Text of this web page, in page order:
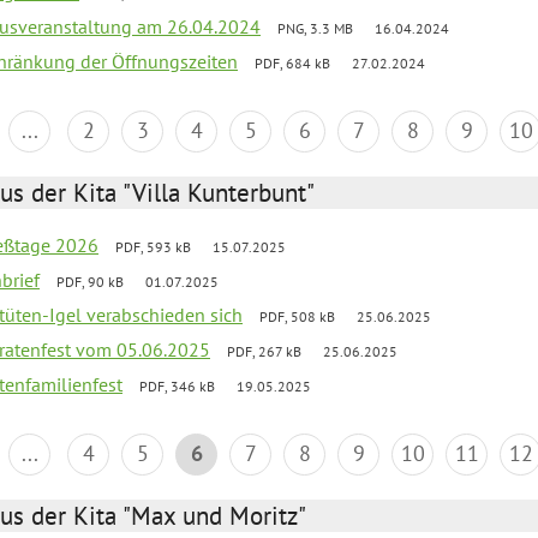
am 26.04.2024 PNG, 3.3 MB 16.04.2024
der Öffnungszeiten PDF, 684 kB 27.02.2024
... 2 3 4 5 6 7 8 9 10
der Kita "Villa Kunterbunt"
2026 PDF, 593 kB 15.07.2025
PDF, 90 kB 01.07.2025
Igel verabschieden sich PDF, 508 kB 25.06.2025
vom 05.06.2025 PDF, 267 kB 25.06.2025
PDF, 346 kB 19.05.2025
... 4 5 6 7 8 9 10 11 12
der Kita "Max und Moritz"